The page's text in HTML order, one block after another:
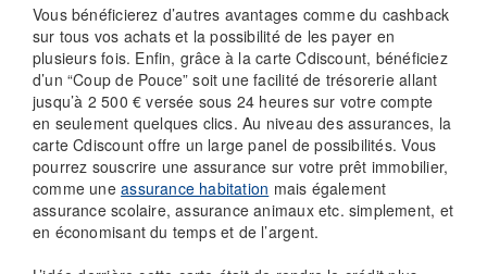
RACHAT CREDIT
Vous bénéficierez d’autres avantages comme du cashback
sur tous vos achats et la possibilité de les payer en
plusieurs fois. Enfin, grâce à la carte Cdiscount, bénéficiez
d’un “Coup de Pouce” soit une facilité de trésorerie allant
jusqu’à 2 500 € versée sous 24 heures sur votre compte
en seulement quelques clics. Au niveau des assurances, la
carte Cdiscount offre un large panel de possibilités. Vous
pourrez souscrire une assurance sur votre prêt immobilier,
comme uneassurance habitation mais également
assurance scolaire, assurance animaux etc. simplement, et
en économisant du temps et de l’argent.